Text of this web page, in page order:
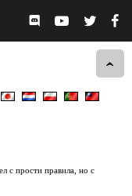
с прости правила, но с